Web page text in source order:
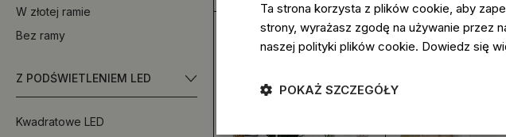
W złotej ramie
Bez ramy
Z PODŚWIETLENIEM LED
Kwadratowe LED
drewna
kafelków
Ta strona korzysta z plików cookie, aby
strony, wyrażasz zgodę na używanie przez
naszej polityki plików cookie. Dowiedz się
POKAŻ SZCZEGÓŁY